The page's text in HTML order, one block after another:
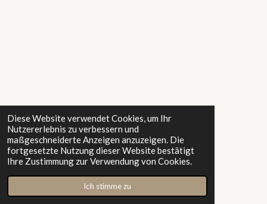
Diese Website verwendet Cookies, um Ihr
Nutzererlebnis zu verbessern und
maßgeschneiderte Anzeigen anzuzeigen. Die
fortgesetzte Nutzung dieser Website bestätigt
Ihre Zustimmung zur Verwendung von Cookies.
Ich stimme zu